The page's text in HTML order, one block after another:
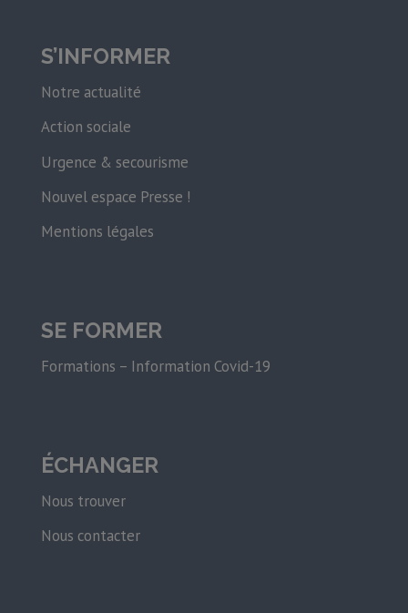
S’INFORMER
Notre actualité
Action sociale
Urgence & secourisme
Nouvel espace Presse !
Mentions légales
SE FORMER
Formations – Information Covid-19
ÉCHANGER
Nous trouver
Nous contacter